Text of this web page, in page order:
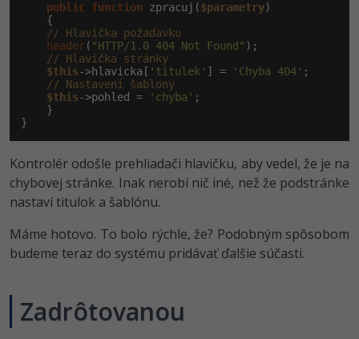
public
function zpracuj($parametry)
    {
// Hlavička požadavku
header( "HTTP/1.0 404 Not Found" );
// Hlavička stránky
$this->hlavicka[ 'titulek' ] = 'Chyba 404' ;
// Nastavení šablony
$this->pohled = 'chyba' ;
    }
}
Kontrolér odošle prehliadači hlavičku, aby vedel, že je na
chybovej stránke. Inak nerobí nič iné, než že podstránke
nastaví titulok a šablónu.
Máme hotovo. To bolo rýchle, že? Podobným spôsobom
budeme teraz do systému pridávať ďalšie súčasti.
Zadrôtovanou